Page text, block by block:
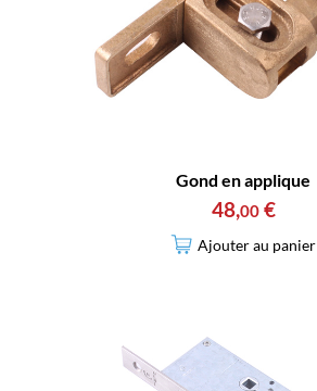
Gond en applique
48,00 €
Ajouter au panier